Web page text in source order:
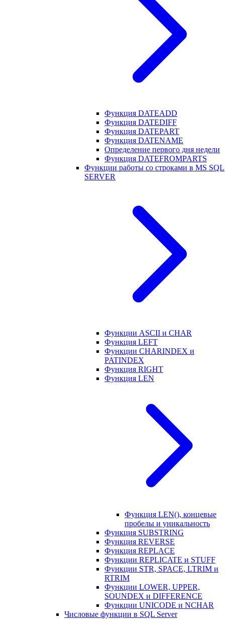
Функция DATEADD
Функция DATEDIFF
Функция DATEPART
Функция DATENAME
Определение первого дня недели
Функция DATEFROMPARTS
Функции работы со строками в MS SQL
SERVER
Функции ASCII и CHAR
Функция LEFT
Функции CHARINDEX и
PATINDEX
Функция RIGHT
Функция LEN
Функция LEN(), концевые
пробелы и уникальность
Функция SUBSTRING
Функция REVERSE
Функция REPLACE
Функции REPLICATE и STUFF
Функции STR, SPACE, LTRIM и
RTRIM
Функции LOWER, UPPER,
SOUNDEX и DIFFERENCE
Функции UNICODE и NCHAR
Числовые функции в SQL Server